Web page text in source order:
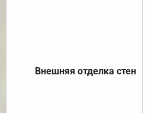
Внешняя отделка стен